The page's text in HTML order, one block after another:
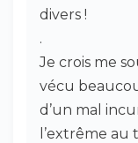
divers !
.
Je crois me
vécu
d’un mal
l’extrême